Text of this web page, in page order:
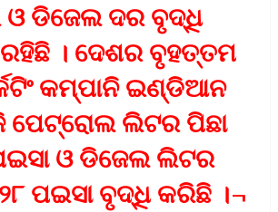
ଡିଜେଲ ଦର ବୃଦ୍ଧି
। ଦେଶର ବୃହତ୍ତମ
କମ୍ପାନି ଇଣ୍ଡିଆନ
ଲିଟର ପିଛା
ଓ ଡିଜେଲ ଲିଟର
ପଇସା ବୃଦ୍ଧି କରିଛି ।¬